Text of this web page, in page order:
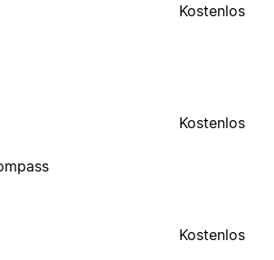
Kostenlos
Kostenlos
Kostenlos